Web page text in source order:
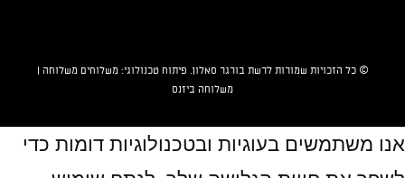
© כל הזכויות שמורות לרשת בורגר סאלון. פיתוח טכנולוגי:משלוחים משלוחה |
משלוחה ביזנס
אנו משתמשים בעוגיות ובטכנולוגיות דומות כדי